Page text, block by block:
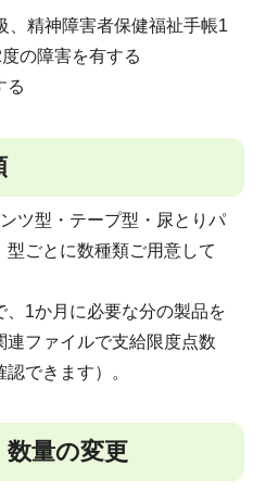
、精神障害者保健福祉手帳1
の障害を有する
る
ツ型・テープ型・尿とりパ
型ごとに数種類ご用意して
1か月に必要な分の製品を
ファイルで支給限度点数
できます）。
量の変更